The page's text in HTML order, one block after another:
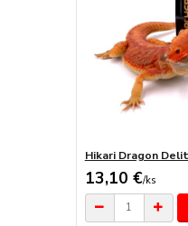
Hikari Dragon
13,10 €/ks